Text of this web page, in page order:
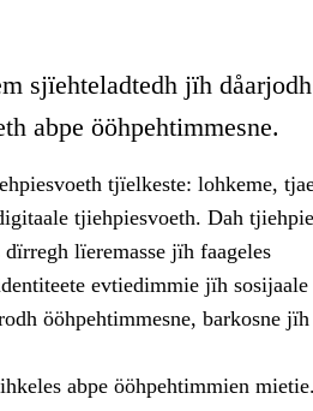
sjïehteladtedh jïh dåarjodh
abpe ööhpehtimmesne.
tjïelkeste: lohkeme,
tjiehpiesvoeth. Dah
lïeremasse jïh faageles
evtiedimmie jïh sosijaale
ööhpehtimmesne, barkosne jïh
abpe ööhpehtimmien